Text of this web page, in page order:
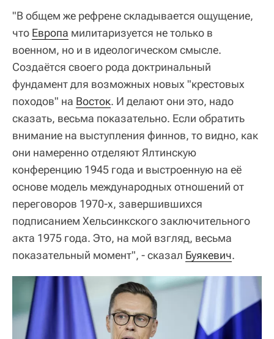
"В общем же рефрене складывается ощущение,
что Европа милитаризуется не только в
военном, но и в идеологическом смысле.
Создаётся своего рода доктринальный
фундамент для возможных новых "крестовых
походов" на Восток. И делают они это, надо
сказать, весьма показательно. Если обратить
внимание на выступления финнов, то видно, как
они намеренно отделяют Ялтинскую
конференцию 1945 года и выстроенную на её
основе модель международных отношений от
переговоров 1970-х, завершившихся
подписанием Хельсинкского заключительного
акта 1975 года. Это, на мой взгляд, весьма
показательный момент", - сказал Буякевич.